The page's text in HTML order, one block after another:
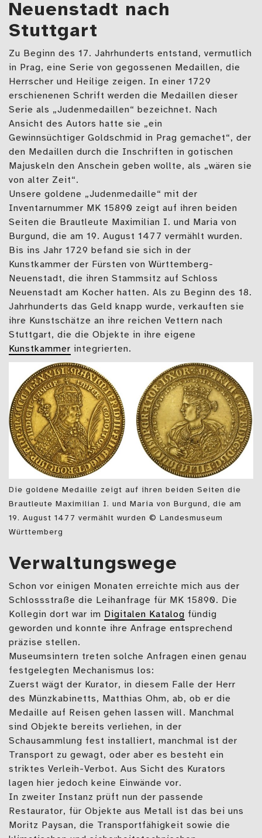
Neuenstadt nach
Stuttgart
Zu Beginn des 17. Jahrhunderts entstand, vermutlich
in Prag, eine Serie von gegossenen Medaillen, die
Herrscher und Heilige zeigen. In einer 1729
erschienenen Schrift werden die Medaillen dieser
Serie als „Judenmedaillen“ bezeichnet. Nach
Ansicht des Autors hatte sie „ein
Gewinnsüchtiger Goldschmid in Prag gemachet“, der
den Medaillen durch die Inschriften in gotischen
Majuskeln den Anschein geben wollte, als „wären sie
von alter Zeit“.
Unsere goldene „Judenmedaille“ mit der
Inventarnummer MK 15890 zeigt auf ihren beiden
Seiten die Brautleute Maximilian I. und Maria von
Burgund, die am 19. August 1477 vermählt wurden.
Bis ins Jahr 1729 befand sie sich in der
Kunstkammer der Fürsten von Württemberg-
Neuenstadt, die ihren Stammsitz auf Schloss
Neuenstadt am Kocher hatten. Als zu Beginn des 18.
Jahrhunderts das Geld knapp wurde, verkauften sie
ihre Kunstschätze an ihre reichen Vettern nach
Stuttgart, die die Objekte in ihre eigene
Kunstkammer integrierten.
Die goldene Medaille zeigt auf ihren beiden Seiten die
Brautleute Maximilian I. und Maria von Burgund, die am
19. August 1477 vermählt wurden © Landesmuseum
Württemberg
Verwaltungswege
Schon vor einigen Monaten erreichte mich aus der
Schlossstraße die Leihanfrage für MK 15890. Die
Kollegin dort war im Digitalen Katalog fündig
geworden und konnte ihre Anfrage entsprechend
präzise stellen.
Museumsintern treten solche Anfragen einen genau
festgelegten Mechanismus los:
Zuerst wägt der Kurator, in diesem Falle der Herr
des Münzkabinetts, Matthias Ohm, ab, ob er die
Medaille auf Reisen gehen lassen will. Manchmal
sind Objekte bereits verliehen, in der
Schausammlung fest installiert, manchmal ist der
Transport zu gewagt, oder aber es besteht ein
striktes Verleih-Verbot. Aus Sicht des Kurators
lagen hier jedoch keine Einwände vor.
In zweiter Instanz prüft nun der passende
Restaurator, für Objekte aus Metall ist das bei uns
Moritz Paysan, die Transportfähigkeit sowie die